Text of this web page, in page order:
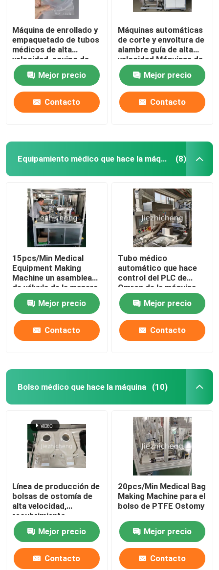
Máquina de enrollado y
empaquetado de tubos
médicos de alta
velocidad, equipo de
enrollado y
empaquetado de
mangueras de succión
SCT001
Mejor precio
Contacto
Máquinas automáticas
de corte y envoltura de
alambre guía de alta
velocidad Máquinas de
ensamblaje Producción
5.5s/pc Equipo de
ensamblaje de alambre
médico RGJ001
Mejor precio
Contacto
Equipamiento médico que hace la máquina (8)
15pcs/Min Medical
Equipment Making
Machine un asamblea
de válvula de la manera
y equipo de prueba
Mejor precio
Contacto
Tubo médico
automático que hace
control del PLC de
Omron de la máquina
Mejor precio
Contacto
Bolso médico que hace la máquina (10)
Línea de producción de
bolsas de ostomía de
alta velocidad,
recubrimiento
automático, corte,
sellado y embalaje,
línea de ensamblaje de
bolsas médicas,
estandarizada o hecha
Mejor precio
Contacto
20pcs/Min Medical Bag
Making Machine para el
bolso de PTFE Ostomy
Mejor precio
Contacto